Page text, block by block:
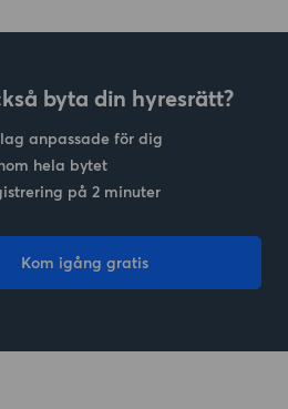
byta din hyresrätt?
anpassade för dig
hela bytet
på 2 minuter
Kom igång gratis